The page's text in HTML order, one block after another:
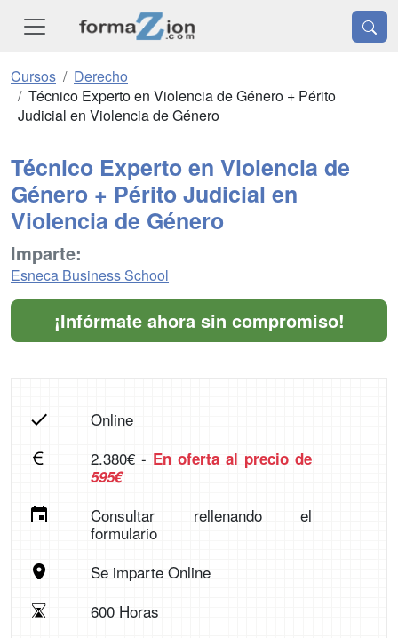
Cursos
Derecho
Técnico Experto en Violencia de Género + Périto
Judicial en Violencia de Género
Técnico Experto en Violencia de
Género + Périto Judicial en
Violencia de Género
Imparte:
Esneca Business School
¡Infórmate ahora sin compromiso!
Online
2.380€- En oferta al precio de
595€
Consultar rellenando el
formulario
Se imparte Online
600 Horas